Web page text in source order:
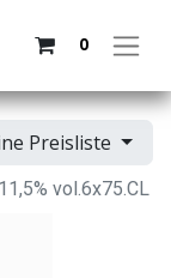
0
Preisliste
vol.6x75.CL